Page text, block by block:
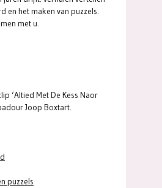
en het maken van puzzels.
met u.
‘Altied Met De Kess Naor
Joop Boxtart.
puzzels